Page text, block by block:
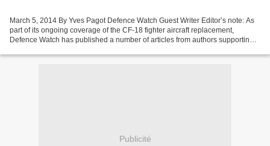
March 5, 2014 By Yves Pagot Defence Watch Guest Writer Editor’s note: As
part of its ongoing coverage of the CF-18 fighter aircraft replacement,
Defence Watch has published a number of articles from authors supporting
Publicité